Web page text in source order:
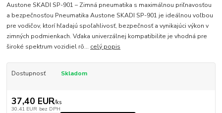
Austone SKADI SP-901 – Zimná pneumatika s maximálnou priľnavosťou
a bezpečnosťou Pneumatika Austone SKADI SP-901 je ideálnou voľbou
pre vodičov, ktorí hľadajú spoľahlivosť, bezpečnosť a vynikajúci výkon v
zimných podmienkach. Vďaka univerzálnej kompatibilite je vhodná pre
široké spektrum vozidiel rô... celý popis
Dostupnosť Skladom
37,40 EUR/ks
30,41 EUR bez DPH